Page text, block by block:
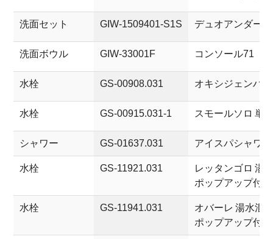
洗面セット GIW-1509401-S1S デュオアンダー
洗面ボウル GIW-33001F コンソール71
水栓 GS-00908.031 オキシジェンハ
水栓 GS-00915.031-1 スモールソロ 単
シャワー GS-01637.031 アイスパシャワ
水栓 GS-11921.031
レッタンゴロ 湯
ポップアップ付属
水栓 GS-11941.031
オバーレ 湯水混
ポップアップ付属